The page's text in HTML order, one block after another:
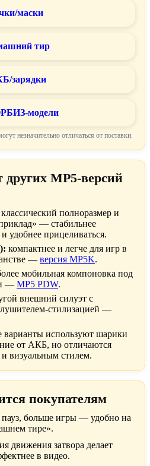
маски
тир
зарядки
модели
незначительно отличаться от поставки.
MP5-версий
классический полноразмер и
— стабильнее
удобнее прицеливаться.
компактнее и легче для игр в
— версия MP5K.
мобильная компоновка под
— MP5 PDW.
внешний силуэт с
стилизацией —
варианты используют шарики
от АКБ, но отличаются
визуальным стилем.
покупателям
больше игры — удобно на
тире».
движения затвора делает
в видео.